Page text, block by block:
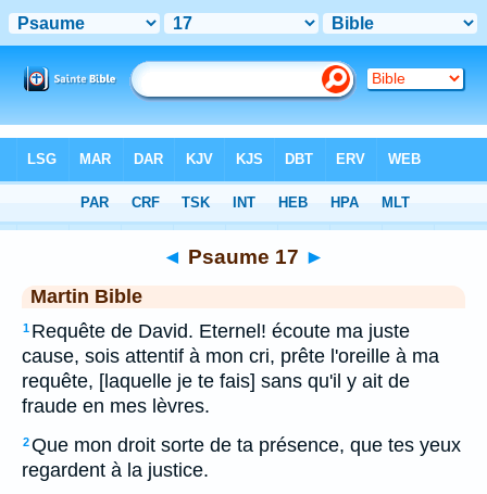
> Psaume 17
◄ Psaume 17 ►
Martin Bible
1 Requête de David. Eternel! écoute ma juste
cause, sois attentif à mon cri, prête l'oreille à ma
requête, [laquelle je te fais] sans qu'il y ait de
fraude en mes lèvres.
2Que mon droit sorte de ta présence, que tes yeux
regardent à la justice.